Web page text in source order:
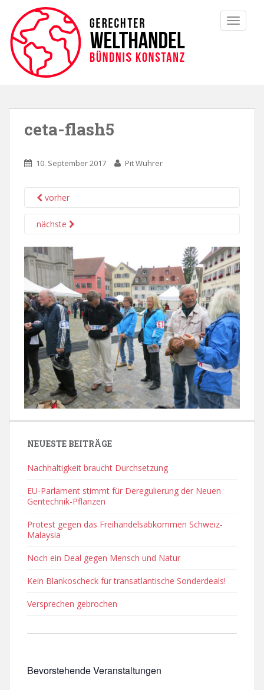
ceta-flash5
10. September 2017 Pit Wuhrer
vorher
nächste
NEUESTE BEITRÄGE
Nachhaltigkeit braucht Durchsetzung
EU-Parlament stimmt für Deregulierung der Neuen
Gentechnik-Pflanzen
Protest gegen das Freihandelsabkommen Schweiz-
Malaysia
Noch ein Deal gegen Mensch und Natur
Kein Blankoscheck für transatlantische Sonderdeals!
Versprechen gebrochen
Bevorstehende Veranstaltungen